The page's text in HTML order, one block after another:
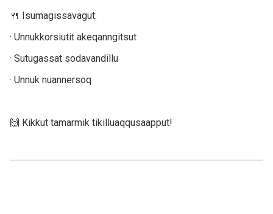
🍴 Isumagissavagut:
· Unnukkorsiutit akeqanngitsut
· Sutugassat sodavandillu
· Unnuk nuannersoq
🙌 Kikkut tamarmik tikilluaqqusaapput!